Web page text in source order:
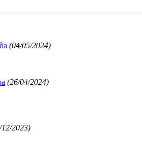
(04/05/2024)
(26/04/2024)
2023)